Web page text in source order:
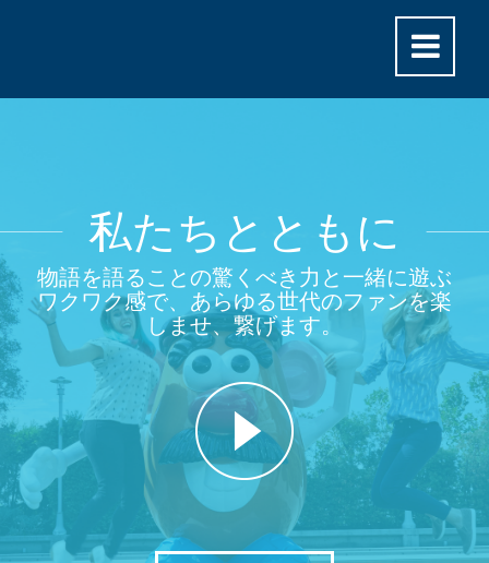
私たちとともに
物語を語ることの驚くべき力と一緒に遊ぶ
ワクワク感で、あらゆる世代のファンを楽
しませ、繋げます。